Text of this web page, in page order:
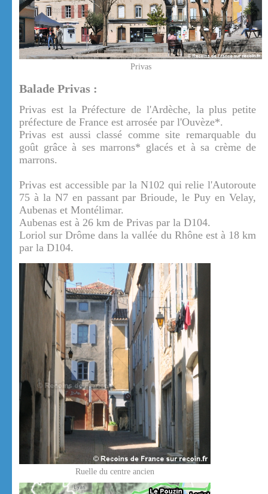
Privas
Balade Privas :
Privas est la Préfecture de l'Ardèche, la plus petite
préfecture de France est arrosée par l'Ouvèze*.
Privas est aussi classé comme site remarquable du
goût grâce à ses marrons* glacés et à sa crème de
marrons.
Privas est accessible par la N102 qui relie l'Autoroute
75 à la N7 en passant par Brioude, le Puy en Velay,
Aubenas et Montélimar.
Aubenas est à 26 km de Privas par la D104.
Loriol sur Drôme dans la vallée du Rhône est à 18 km
par la D104.
Ruelle du centre ancien